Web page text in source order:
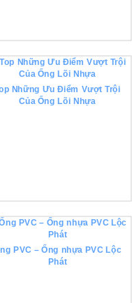
Những Ưu Điểm Vượt Trội
Của Ống Lõi Nhựa
PVC – Ống nhựa PVC Lộc
Phát